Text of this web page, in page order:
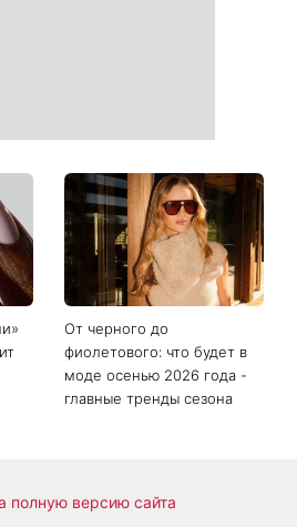
От черного до
фиолетового: что будет в
моде осенью 2026 года -
главные тренды сезона
полную версию сайта